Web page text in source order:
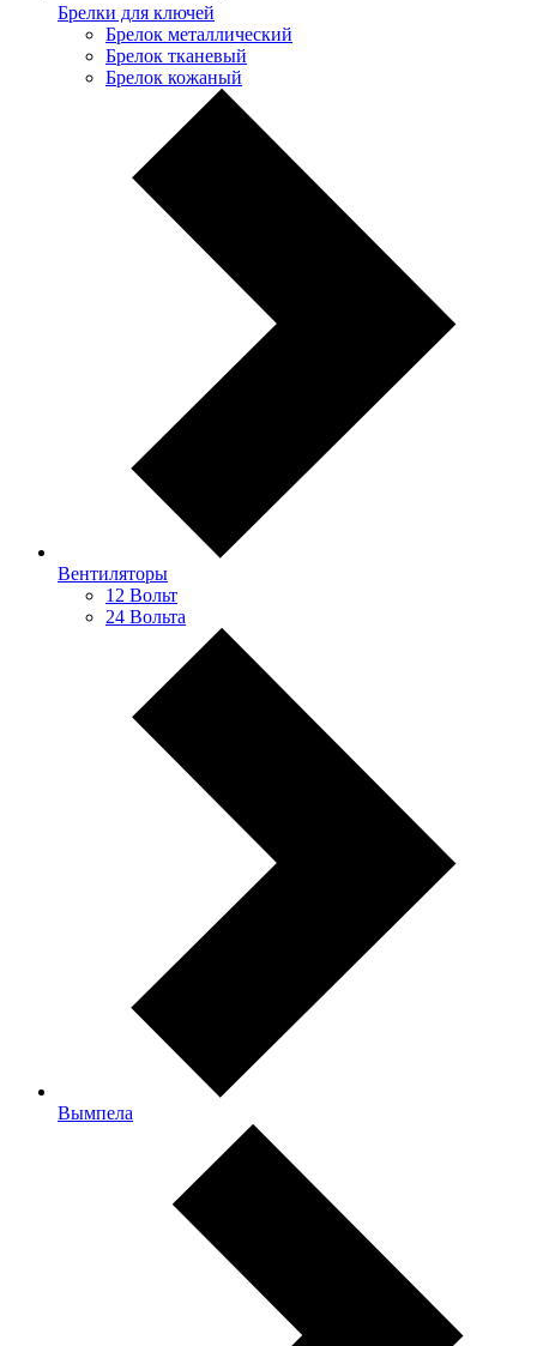
Брелки для ключей
Брелок металлический
Брелок тканевый
Брелок кожаный
Вентиляторы
12 Вольт
24 Вольта
Вымпела